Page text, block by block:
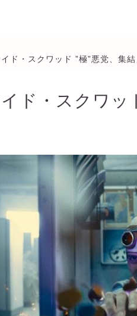
イド・スクワッド ”極”悪党、集
イド・スクワッ